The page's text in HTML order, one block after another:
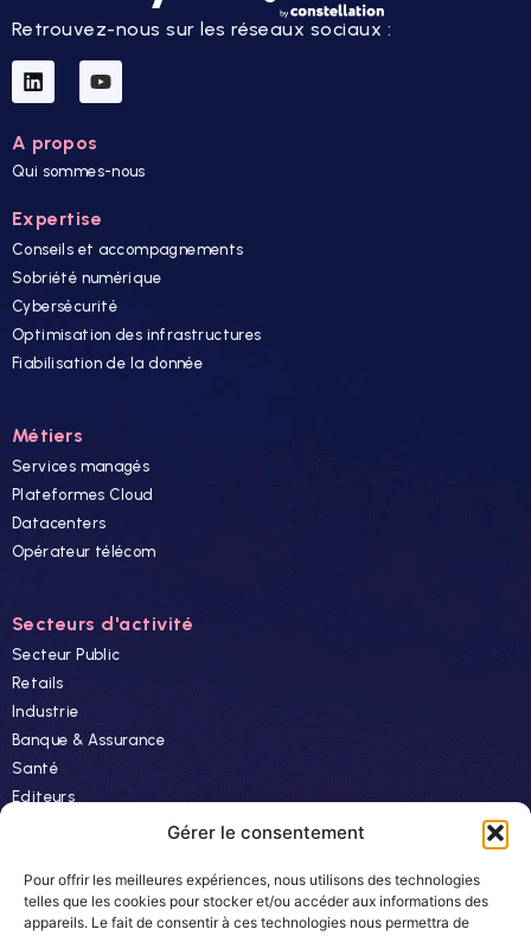
Gérer le consentement
Pour offrir les meilleures expériences, nous utilisons des technologies
telles que les cookies pour stocker et/ou accéder aux informations des
appareils. Le fait de consentir à ces technologies nous permettra de
Retrouvez-nous sur les réseaux sociaux :
A propos
Qui sommes-nous
Expertise
Conseils et accompagnements
Sobriété numérique
Cybersécurité
Optimisation des infrastructures
Fiabilisation de la donnée
Métiers
Services managés
Plateformes Cloud
Datacenters
Opérateur télécom
Secteurs d'activité
Secteur Public
Retails
Industrie
Banque & Assurance
Santé
Editeurs
Ressources
Actualités